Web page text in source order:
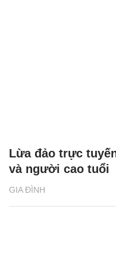
GIA ĐÌNH
Lừa đảo trực
và người cao tuổi